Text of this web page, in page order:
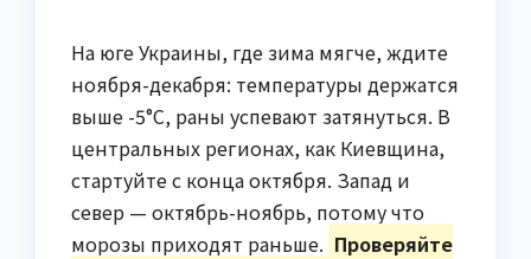
На юге Украины, где зима мягче, ждите
ноября-декабря: температуры держатся
выше -5°C, раны успевают затянуться. В
центральных регионах, как Киевщина,
стартуйте с конца октября. Запад и
север — октябрь-ноябрь, потому что
морозы приходят раньше. Проверяйте